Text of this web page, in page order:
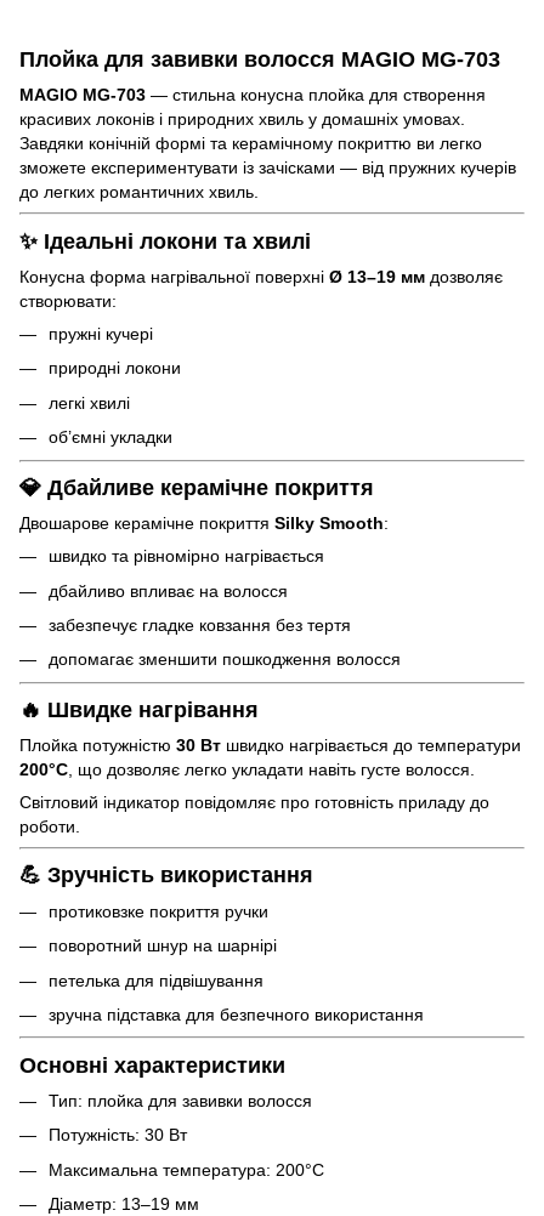
Плойка для завивки волосся MAGIO MG-703
MAGIO MG-703 — стильна конусна плойка для створення
красивих локонів і природних хвиль у домашніх умовах.
Завдяки конічній формі та керамічному покриттю ви легко
зможете експериментувати із зачісками — від пружних кучерів
до легких романтичних хвиль.
✨ Ідеальні локони та хвилі
Конусна форма нагрівальної поверхні Ø 13–19 мм дозволяє
створювати:
пружні кучері
природні локони
легкі хвилі
об’ємні укладки
💎 Дбайливе керамічне покриття
Двошарове керамічне покриття Silky Smooth:
швидко та рівномірно нагрівається
дбайливо впливає на волосся
забезпечує гладке ковзання без тертя
допомагає зменшити пошкодження волосся
🔥 Швидке нагрівання
Плойка потужністю 30 Вт швидко нагрівається до температури
200°C, що дозволяє легко укладати навіть густе волосся.
Світловий індикатор повідомляє про готовність приладу до
роботи.
💪 Зручність використання
протиковзке покриття ручки
поворотний шнур на шарнірі
петелька для підвішування
зручна підставка для безпечного використання
Основні характеристики
Тип: плойка для завивки волосся
Потужність: 30 Вт
Максимальна температура: 200°C
Діаметр: 13–19 мм